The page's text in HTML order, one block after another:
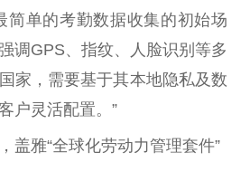
简单的考勤数据收集的初始场
调GPS、指纹、人脸识别等多
家，需要基于其本地隐私及数
户灵活配置。”
盖雅“全球化劳动力管理套件”